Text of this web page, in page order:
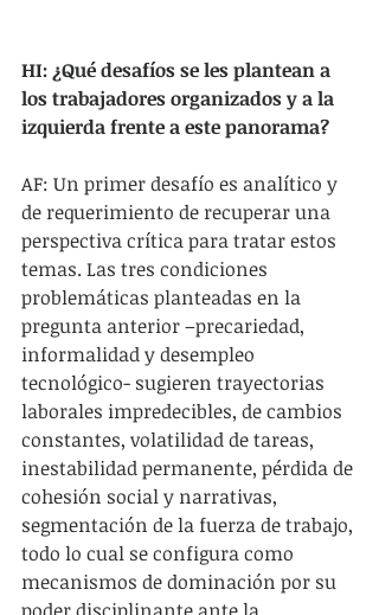
HI: ¿Qué desafíos se les plantean a
los trabajadores organizados y a la
izquierda frente a este panorama?
AF: Un primer desafío es analítico y
de requerimiento de recuperar una
perspectiva crítica para tratar estos
temas. Las tres condiciones
problemáticas planteadas en la
pregunta anterior –precariedad,
informalidad y desempleo
tecnológico- sugieren trayectorias
laborales impredecibles, de cambios
constantes, volatilidad de tareas,
inestabilidad permanente, pérdida de
cohesión social y narrativas,
segmentación de la fuerza de trabajo,
todo lo cual se configura como
mecanismos de dominación por su